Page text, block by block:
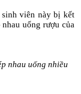
sinh viên này bị kết
uống rượu của
nhau uống nhiều